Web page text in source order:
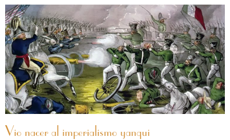
Vio nacer al imperialismo yanqui